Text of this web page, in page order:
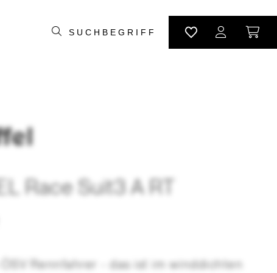
Race Suit3 A RT
ÖSV Rennfahrer - das ist im winddichten